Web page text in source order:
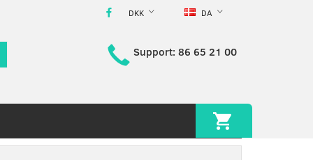
DA
DKK
Support: 86 65 21 00